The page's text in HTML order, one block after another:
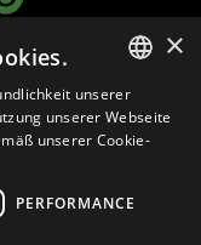
ITALIAN
ENGLISH
×
unserer
unserer Webseite
unserer Cookie-
PERFORMANCE